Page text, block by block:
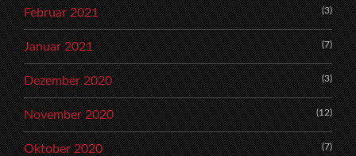
Februar 2021 (3)
Januar 2021 (7)
Dezember 2020 (3)
November 2020 (12)
Oktober 2020 (7)